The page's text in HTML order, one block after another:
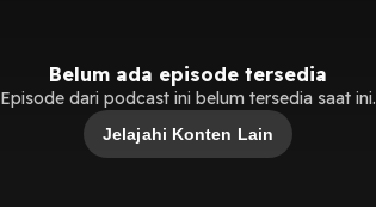
Belum ada episode tersedia
Episode dari podcast ini belum tersedia saat ini.
Jelajahi Konten Lain